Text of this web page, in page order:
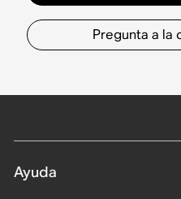
Pregunta a la
Ayuda